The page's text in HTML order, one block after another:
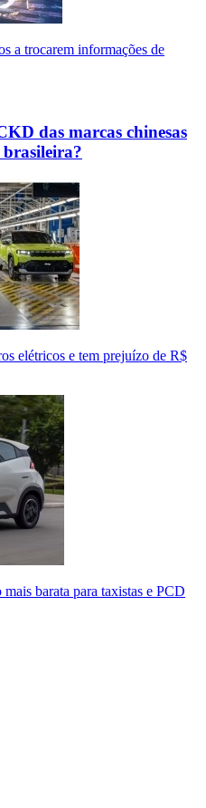
a trocarem informações de
das marcas chinesas
elétricos e tem prejuízo de R$
barata para taxistas e PCD